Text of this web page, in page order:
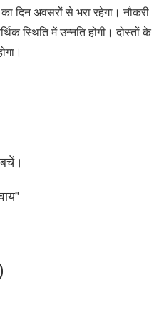
दिन अवसरों से भरा रहेगा। नौकरी
स्थिति में उन्नति होगी। दोस्तों के